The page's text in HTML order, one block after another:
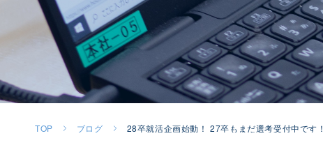
TOP ブログ 28卒就活企画始動！ 27卒もまだ選考受付中です！